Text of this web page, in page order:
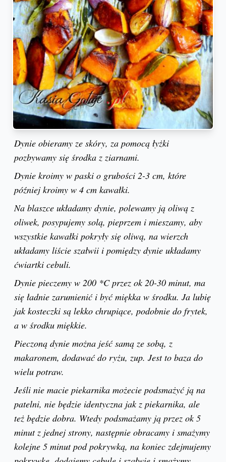
Dynie obieramy ze skóry, za pomocą łyżki
pozbywamy się środka z ziarnami.
Dynie kroimy w paski o grubości 2-3 cm, które
później kroimy w 4 cm kawałki.
Na blaszce układamy dynie, polewamy ją oliwą z
oliwek, posypujemy solą, pieprzem i mieszamy, aby
wszystkie kawałki pokryły się oliwą, na wierzch
układamy liście szałwii i pomiędzy dynie układamy
ćwiartki cebuli.
Dynie pieczemy w 200 *C przez ok 20-30 minut, ma
się ładnie zarumienić i być miękka w środku. Ja lubię
jak kosteczki są lekko chrupiące, podobnie do frytek,
a w środku miękkie.
Pieczoną dynie można jeść samą ze sobą, z
makaronem, dodawać do ryżu, zup. Jest to baza do
wielu potraw.
Jeśli nie macie piekarnika możecie podsmażyć ją na
patelni, nie będzie identyczna jak z piekarnika, ale
też będzie dobra. Wtedy podsmażamy ją przez ok 5
minut z jednej strony, następnie obracamy i smażymy
kolejne 5 minut pod pokrywką, na koniec zdejmujemy